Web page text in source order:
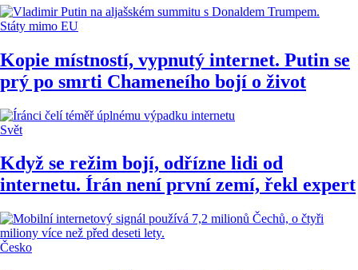
Státy mimo EU
Kopie místností, vypnutý internet. Putin se
prý po smrti Chameneího bojí o život
Svět
Když se režim bojí, odřízne lidi od
internetu. Írán není první zemí, řekl expert
Česko